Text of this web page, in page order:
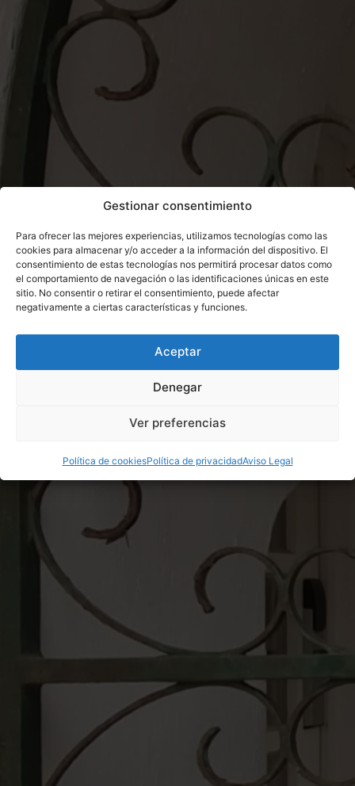
Gestionar consentimiento
Para ofrecer las mejores experiencias, utilizamos tecnologías como las
cookies para almacenar y/o acceder a la información del dispositivo. El
consentimiento de estas tecnologías nos permitirá procesar datos como
el comportamiento de navegación o las identificaciones únicas en este
sitio. No consentir o retirar el consentimiento, puede afectar
negativamente a ciertas características y funciones.
Aceptar
Denegar
Ver preferencias
Política de cookiesPolítica de privacidadAviso Legal